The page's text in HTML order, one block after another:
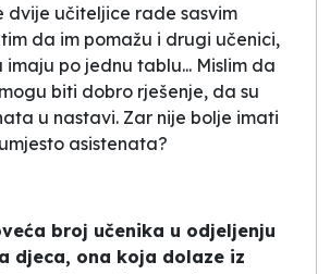
dvije učiteljice rade sasvim
da im pomažu i drugi učenici,
imaju po jednu tablu... Mislim da
biti dobro rješenje, da su
u nastavi. Zar nije bolje imati
asistenata?
broj učenika u odjeljenju
djeca, ona koja dolaze iz